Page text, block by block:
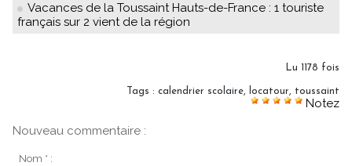
Vacances de la Toussaint Hauts-de-France : 1 touriste
français sur 2 vient de la région
Lu 1178 fois
Tags : calendrier scolaire, locatour, toussaint
Notez
Nouveau commentaire :
Nom * :